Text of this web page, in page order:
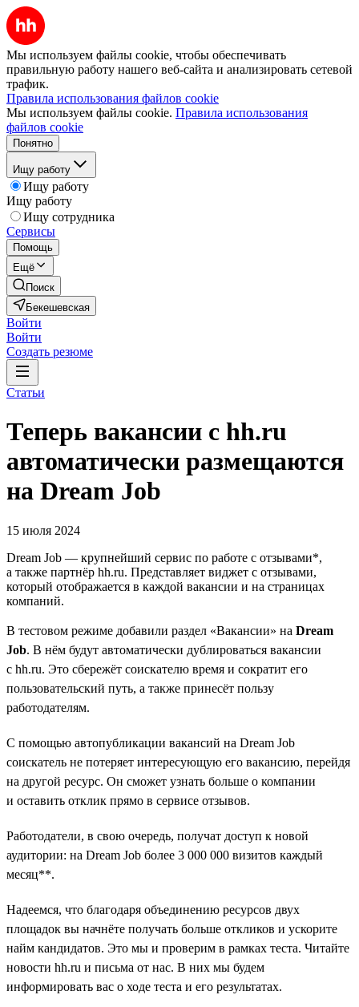
Мы используем файлы cookie, чтобы обеспечивать
правильную работу нашего веб-сайта и анализировать сетевой
трафик.
Правила использования файлов cookie
Мы используем файлы cookie. Правила использования
файлов cookie
Понятно
Ищу работу
Ищу работу
Ищу работу
Ищу сотрудника
Сервисы
Помощь
Ещё
Поиск
Бекешевская
Войти
Войти
Создать резюме
Статьи
Теперь вакансии с hh.ru
автоматически размещаются
на Dream Job
15 июля 2024
Dream Job — крупнейший сервис по работе с отзывами*,
а также партнёр hh.ru. Представляет виджет с отзывами,
который отображается в каждой вакансии и на страницах
компаний.
В тестовом режиме добавили раздел «Вакансии» на Dream
Job. В нём будут автоматически дублироваться вакансии
с hh.ru. Это сбережёт соискателю время и сократит его
пользовательский путь, а также принесёт пользу
работодателям.
С помощью автопубликации вакансий на Dream Job
соискатель не потеряет интересующую его вакансию, перейдя
на другой ресурс. Он сможет узнать больше о компании
и оставить отклик прямо в сервисе отзывов.
Работодатели, в свою очередь, получат доступ к новой
аудитории: на Dream Job более 3 000 000 визитов каждый
месяц**.
Надеемся, что благодаря объединению ресурсов двух
площадок вы начнёте получать больше откликов и ускорите
найм кандидатов. Это мы и проверим в рамках теста. Читайте
новости hh.ru и письма от нас. В них мы будем
информировать вас о ходе теста и его результатах.